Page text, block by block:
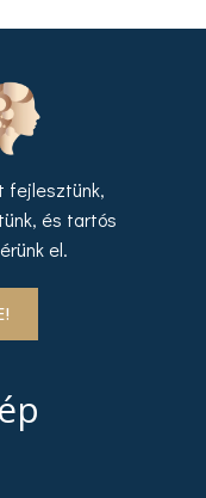
fejlesztünk,
és tartós
el.